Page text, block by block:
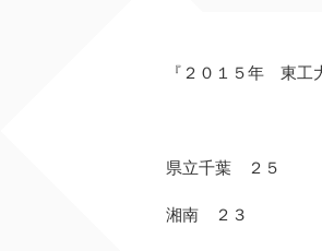
『２０１５年 東工
県立千葉 ２５
湘南 ２３